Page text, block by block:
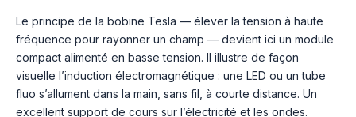
Le principe de la bobine Tesla — élever la tension à haute
fréquence pour rayonner un champ — devient ici un module
compact alimenté en basse tension. Il illustre de façon
visuelle l’induction électromagnétique : une LED ou un tube
fluo s’allument dans la main, sans fil, à courte distance. Un
excellent support de cours sur l’électricité et les ondes.